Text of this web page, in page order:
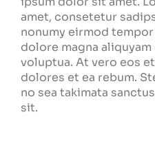
amet, consetetur
nonumy eirmod
dolore magna aliquyam
voluptua. At vero eos
dolores et ea rebum.
no sea takimata
sit.